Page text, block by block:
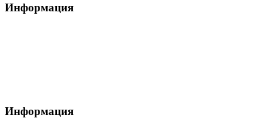
Информация
Информация